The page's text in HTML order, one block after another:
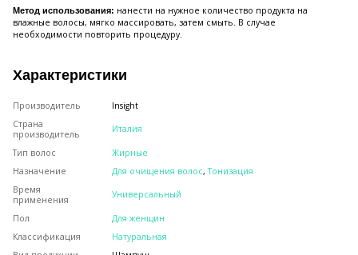
Метод использования: нанести на нужное количество продукта на
влажные волосы, мягко массировать, затем смыть. В случае
необходимости повторить процедуру.
Характеристики
Производитель
Insight
Страна
производитель
Италия
Тип волос
Жирные
Назначение
Для очищения волос,Тонизация
Время
применения
Универсальный
Пол
Для женщин
Классификация
Натуральная